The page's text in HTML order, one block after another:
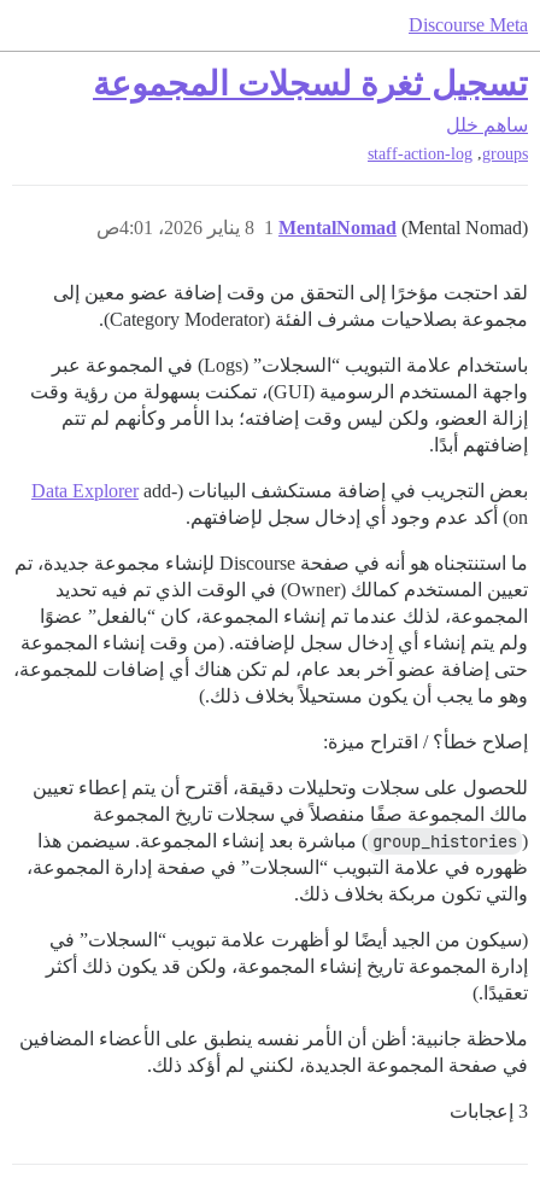
Discourse Meta
تسجيل ثغرة لسجلات المجموعة
ساهم خلل
groups
,
staff-action-log
MentalNomad (Mental Nomad) 8 يناير 2026، 4:01ص 1
لقد احتجت مؤخرًا إلى التحقق من وقت إضافة عضو معين إلى
مجموعة بصلاحيات مشرف الفئة (Category Moderator).
باستخدام علامة التبويب “السجلات” (Logs) في المجموعة عبر
واجهة المستخدم الرسومية (GUI)، تمكنت بسهولة من رؤية وقت
إزالة العضو، ولكن ليس وقت إضافته؛ بدا الأمر وكأنهم لم تتم
إضافتهم أبدًا.
بعض التجريب في إضافة مستكشف البيانات ( Data Exploreradd-
on) أكد عدم وجود أي إدخال سجل لإضافتهم.
ما استنتجناه هو أنه في صفحة Discourse لإنشاء مجموعة جديدة، تم
تعيين المستخدم كمالك (Owner) في الوقت الذي تم فيه تحديد
المجموعة، لذلك عندما تم إنشاء المجموعة، كان “بالفعل” عضوًا
ولم يتم إنشاء أي إدخال سجل لإضافته. (من وقت إنشاء المجموعة
حتى إضافة عضو آخر بعد عام، لم تكن هناك أي إضافات للمجموعة،
وهو ما يجب أن يكون مستحيلاً بخلاف ذلك.)
إصلاح خطأ؟ / اقتراح ميزة:
للحصول على سجلات وتحليلات دقيقة، أقترح أن يتم إعطاء تعيين
مالك المجموعة صفًا منفصلاً في سجلات تاريخ المجموعة
(
group_histories ) مباشرة بعد إنشاء المجموعة. سيضمن هذا
ظهوره في علامة التبويب “السجلات” في صفحة إدارة المجموعة،
والتي تكون مربكة بخلاف ذلك.
(سيكون من الجيد أيضًا لو أظهرت علامة تبويب “السجلات” في
إدارة المجموعة تاريخ إنشاء المجموعة، ولكن قد يكون ذلك أكثر
تعقيدًا.)
ملاحظة جانبية: أظن أن الأمر نفسه ينطبق على الأعضاء المضافين
في صفحة المجموعة الجديدة، لكنني لم أؤكد ذلك.
3 إعجابات